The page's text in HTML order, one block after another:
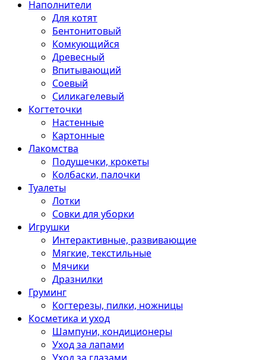
Наполнители
Для котят
Бентонитовый
Комкующийся
Древесный
Впитывающий
Соевый
Силикагелевый
Когтеточки
Настенные
Картонные
Лакомства
Подушечки, крокеты
Колбаски, палочки
Туалеты
Лотки
Совки для уборки
Игрушки
Интерактивные, развивающие
Мягкие, текстильные
Мячики
Дразнилки
Груминг
Когтерезы, пилки, ножницы
Косметика и уход
Шампуни, кондиционеры
Уход за лапами